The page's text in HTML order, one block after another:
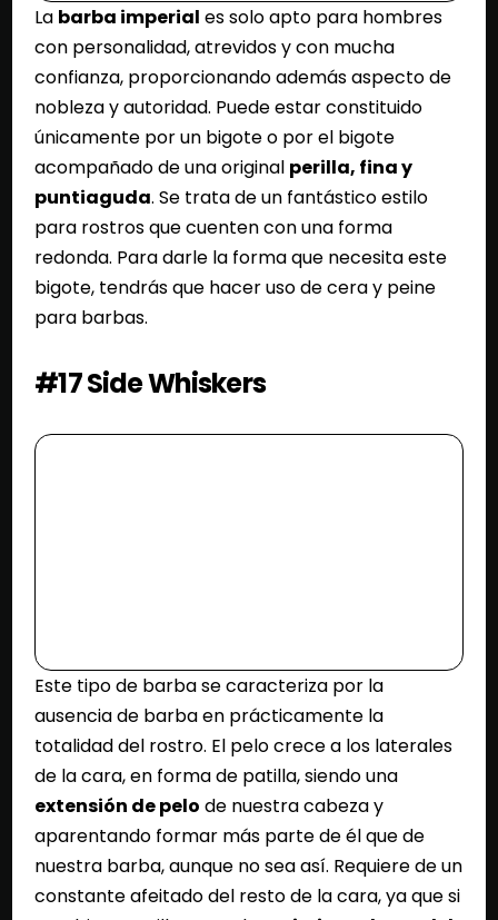
La barba imperial es solo apto para hombres
con personalidad, atrevidos y con mucha
confianza, proporcionando además aspecto de
nobleza y autoridad. Puede estar constituido
únicamente por un bigote o por el bigote
acompañado de una original perilla, fina y
puntiaguda. Se trata de un fantástico estilo
para rostros que cuenten con una forma
redonda. Para darle la forma que necesita este
bigote, tendrás que hacer uso de cera y peine
para barbas.
#17 Side Whiskers
Este tipo de barba se caracteriza por la
ausencia de barba en prácticamente la
totalidad del rostro. El pelo crece a los laterales
de la cara, en forma de patilla, siendo una
extensión de pelo de nuestra cabeza y
aparentando formar más parte de él que de
nuestra barba, aunque no sea así. Requiere de un
constante afeitado del resto de la cara, ya que si